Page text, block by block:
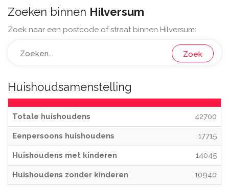
Zoeken binnen Hilversum
Zoek naar een postcode of straat binnen Hilversum:
Zoek
Huishoudsamenstelling
Totale huishoudens 42700
Eenpersoons huishoudens 17715
Huishoudens met kinderen 14045
Huishoudens zonder kinderen 10940